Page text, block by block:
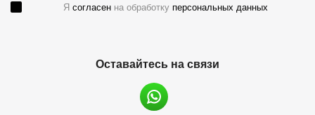
Я согласен на обработку персональных данных
Оставайтесь на связи